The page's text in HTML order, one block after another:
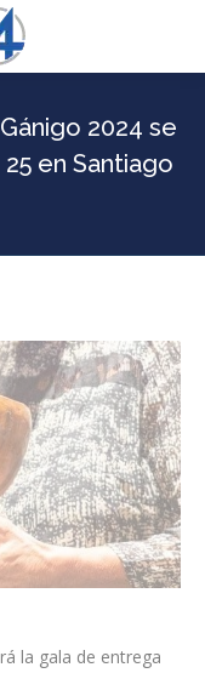
2024 se
en Santiago
la gala de entrega